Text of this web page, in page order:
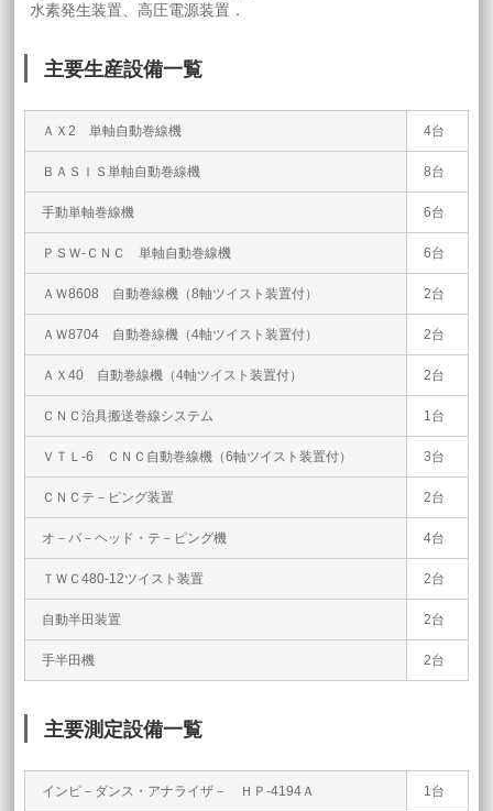
水素発生装置、高圧電源装置．
主要生産設備一覧
ＡＸ2 単軸自動巻線機 4台
ＢＡＳＩＳ単軸自動巻線機 8台
手動単軸巻線機 6台
ＰＳＷ-ＣＮＣ 単軸自動巻線機 6台
ＡＷ8608 自動巻線機（8軸ツイスト装置付） 2台
ＡＷ8704 自動巻線機（4軸ツイスト装置付） 2台
ＡＸ40 自動巻線機（4軸ツイスト装置付） 2台
ＣＮＣ治具搬送巻線システム 1台
ＶＴＬ-6 ＣＮＣ自動巻線機（6軸ツイスト装置付） 3台
ＣＮＣテ－ピング装置 2台
オ－バ－ヘッド・テ－ピング機 4台
ＴＷＣ480-12ツイスト装置 2台
自動半田装置 2台
手半田機 2台
主要測定設備一覧
インピ－ダンス・アナライザ－ ＨＰ-4194Ａ 1台